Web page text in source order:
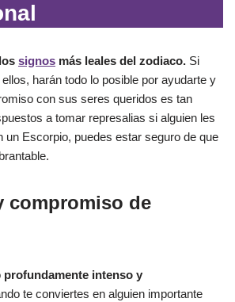
signos más leales del zodiaco. Si
harán todo lo posible por ayudarte y
con sus seres queridos es tan
a tomar represalias si alguien les
un Escorpio, puedes estar seguro de que
compromiso de
profundamente intenso y
te conviertes en alguien importante